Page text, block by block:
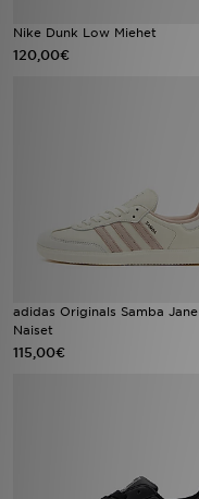
Nike Dunk Low Miehet
120,00€
adidas Originals Samba Jane
Naiset
115,00€